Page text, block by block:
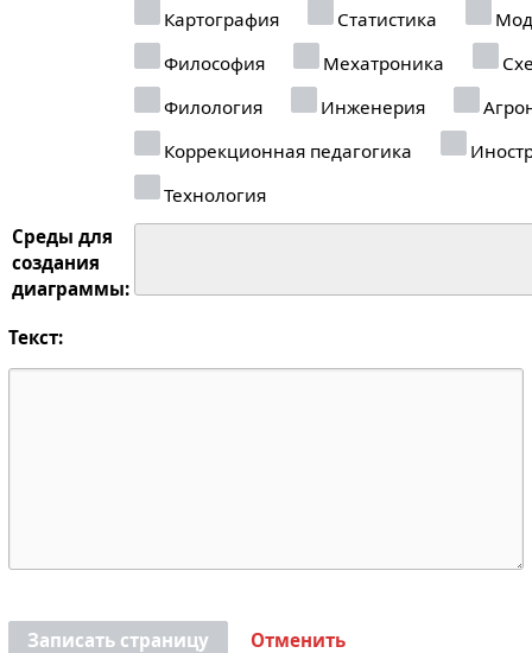
Картография
Статистика
Философия
Мехатроника
Филология
Инженерия
Коррекционная педагогика
Технология
Среды для
создания
диаграммы:
Текст:
Записать страницу Отменить